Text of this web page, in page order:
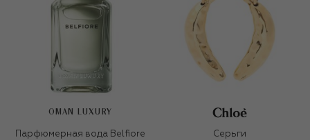
OMAN LUXURY
Парфюмерная вода Belfiore
Серьги